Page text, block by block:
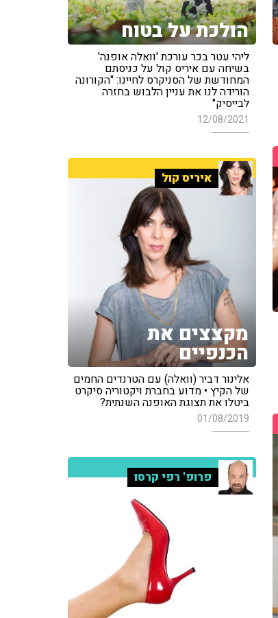
הולכת על בטוח
ליהי עטר בכר עורכת 'וואלה אופנה'
בשיחה עם איריס קול על כניסתם
המחודשת של הסניקרס לחיינו: "הקורונה
הורידה לנו את עניין הלבוש בחזרה
לבייסיק"
12/08/2021
איריס קול
מקצצים את
הכנפיים
אלינור דביר (וואלה) עם הטרנדים החמים
של הקיץ • מדוע בחברת ויקטוריה סיקרט
ביטלו את תצוגת האופנה השנתית?
01/08/2019
פרופ' רפי קרסו